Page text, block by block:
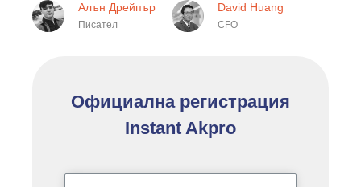
Алън Дрейпър
Писател
David Huang
CFO
Официална регистрация
Instant Akpro